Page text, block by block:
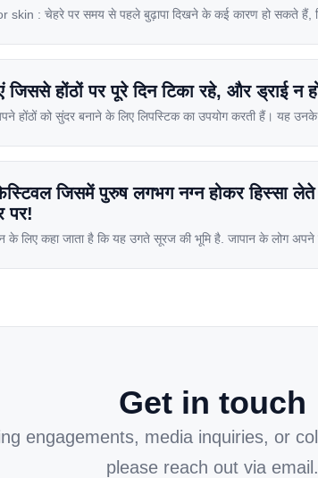
: चेहरे पर समय से पहले बुढ़ापा दिखने के कई कारण हो सकते हैं,
जिससे होंठों पर पूरे दिन टिका रहे, और ड्राई न
को सुंदर बनाने के लिए लिपस्टिक का उपयोग करती हैं। यह उनके
[…]
जिसमें पुरुष लगभग नग्न होकर हिस्सा
पर!
के लिए कहा जाता है कि यह उगते सूरज की भूमि है. जापान के लोग
Get in touch
engagements, media inquiries, or
please reach out via email.